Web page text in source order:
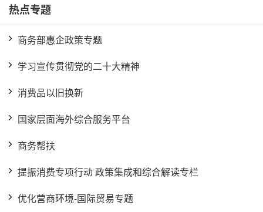
热点专题
商务部惠企政策专题
学习宣传贯彻党的二十大精神
消费品以旧换新
国家层面海外综合服务平台
商务帮扶
提振消费专项行动 政策集成和综合解读专栏
优化营商环境-国际贸易专题